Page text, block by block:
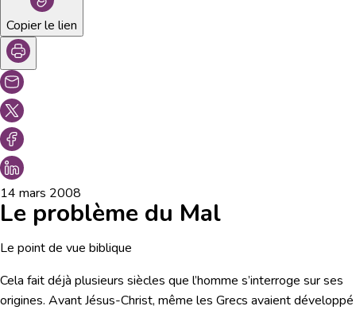
Copier le lien
14 mars 2008
Le problème du Mal
Le point de vue biblique
Cela fait déjà plusieurs siècles que l’homme s’interroge sur ses
origines. Avant Jésus-Christ, même les Grecs avaient développé